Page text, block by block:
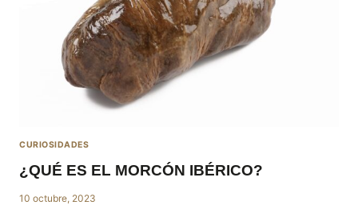
CURIOSIDADES
¿QUÉ ES EL MORCÓN IBÉRICO?
10 octubre, 2023